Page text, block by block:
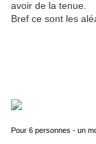
avoir de la tenue.
Bref ce sont les
Pour 6 personnes - un